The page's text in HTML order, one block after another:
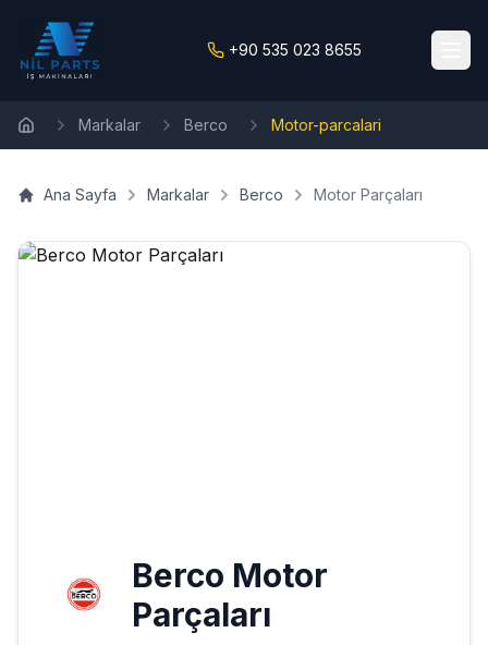
+90 535 023 8655
Markalar Berco Motor-parcalari
Ana Sayfa Markalar Berco Motor Parçaları
Berco Motor
Parçaları